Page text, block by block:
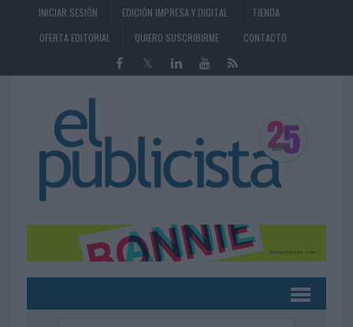
INICIAR SESIÓN EDICIÓN IMPRESA Y DIGITAL
TIENDA
OFERTA EDITORIAL
QUIERO SUSCRIBIRME CONTACTO